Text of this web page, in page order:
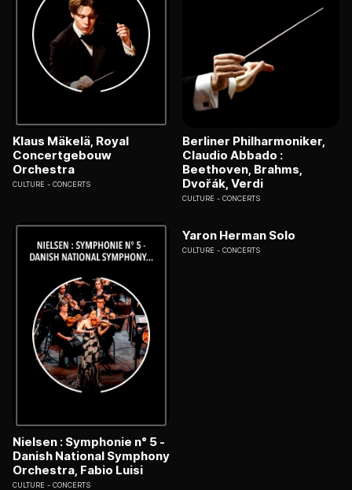
Klaus Mäkelä, Royal
Concertgebouw
Orchestra
CULTURE CONCERTS
Berliner Philharmoniker,
Claudio Abbado :
Beethoven, Brahms,
Dvořák, Verdi
CULTURE CONCERTS
Nielsen : Symphonie n° 5 -
Danish National Symphony
Orchestra, Fabio Luisi
CULTURE CONCERTS
Yaron Herman Solo
CULTURE CONCERTS